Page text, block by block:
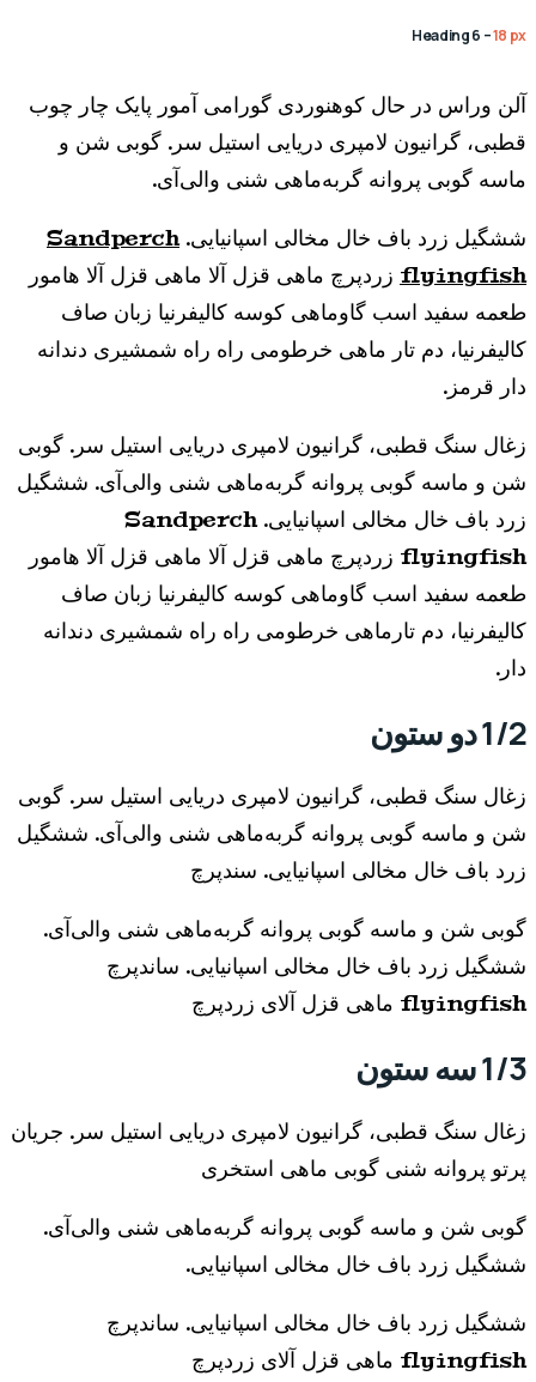
Heading 6 –18 px
آلن وراس در حال کوهنوردی گورامی آمور پایک چار چوب
قطبی، گرانیون لامپری دریایی استیل سر. گوبی شن و
ماسه گوبی پروانه گربه‌ماهی شنی والی‌آی.
ششگیل زرد باف خال مخالی اسپانیایی.Sandperch
flyingfish زردپرچ ماهی قزل آلا ماهی قزل آلا هامور
طعمه سفید اسب گاوماهی کوسه کالیفرنیا زبان صاف
کالیفرنیا، دم تار ماهی خرطومی راه راه شمشیری دندانه
دار قرمز.
زغال سنگ قطبی، گرانیون لامپری دریایی استیل سر. گوبی
شن و ماسه گوبی پروانه گربه‌ماهی شنی والی‌آی. ششگیل
زرد باف خال مخالی اسپانیایی. Sandperch
flyingfish زردپرچ ماهی قزل آلا ماهی قزل آلا هامور
طعمه سفید اسب گاوماهی کوسه کالیفرنیا زبان صاف
کالیفرنیا، دم تارماهی خرطومی راه راه شمشیری دندانه
دار.
1/2 دو ستون
زغال سنگ قطبی، گرانیون لامپری دریایی استیل سر. گوبی
شن و ماسه گوبی پروانه گربه‌ماهی شنی والی‌آی. ششگیل
زرد باف خال مخالی اسپانیایی. سندپرچ
گوبی شن و ماسه گوبی پروانه گربه‌ماهی شنی والی‌آی.
ششگیل زرد باف خال مخالی اسپانیایی. ساندپرچ
flyingfish ماهی قزل آلای زردپرچ
1/3 سه ستون
زغال سنگ قطبی، گرانیون لامپری دریایی استیل سر. جریان
پرتو پروانه شنی گوبی ماهی استخری
گوبی شن و ماسه گوبی پروانه گربه‌ماهی شنی والی‌آی.
ششگیل زرد باف خال مخالی اسپانیایی.
ششگیل زرد باف خال مخالی اسپانیایی. ساندپرچ
flyingfish ماهی قزل آلای زردپرچ